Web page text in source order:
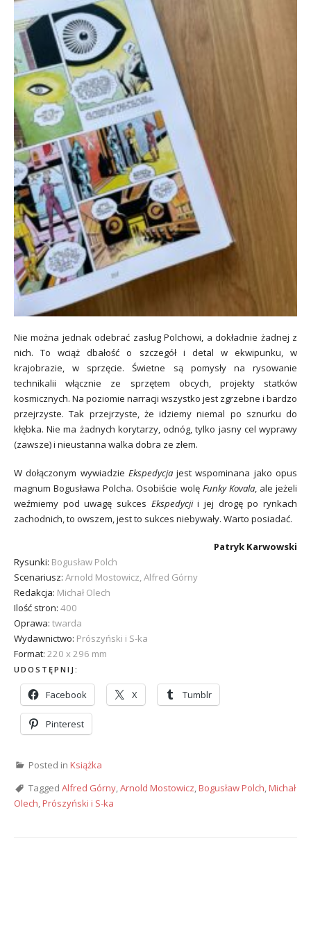
Nie można jednak odebrać zasług Polchowi, a dokładnie żadnej z
nich. To wciąż dbałość o szczegół i detal w ekwipunku, w
krajobrazie, w sprzęcie. Świetne są pomysły na rysowanie
technikalii włącznie ze sprzętem obcych, projekty statków
kosmicznych. Na poziomie narracji wszystko jest zgrzebne i bardzo
przejrzyste. Tak przejrzyste, że idziemy niemal po sznurku do
kłębka. Nie ma żadnych korytarzy, odnóg, tylko jasny cel wyprawy
(zawsze) i nieustanna walka dobra ze złem.
W dołączonym wywiadzie Ekspedycjajest wspominana jako opus
magnum Bogusława Polcha. Osobiście wolę Funky Kovala, ale jeżeli
weźmiemy pod uwagę sukces Ekspedycjii jej drogę po rynkach
zachodnich, to owszem, jest to sukces niebywały. Warto posiadać.
Patryk Karwowski
Rysunki: Bogusław Polch
Scenariusz: Arnold Mostowicz, Alfred Górny
Redakcja: Michał Olech
Ilość stron: 400
Oprawa: twarda
Wydawnictwo: Prószyński i S-ka
Format: 220 x 296 mm
UDOSTĘPNIJ:
Facebook X Tumblr
Pinterest
Posted in Książka
Tagged Alfred Górny,Arnold Mostowicz,Bogusław Polch,Michał
Olech,Prószyński i S-ka